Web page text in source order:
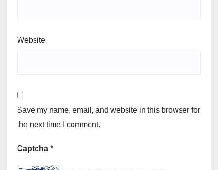
Website
Save my name, email, and website in this browser for
the next time I comment.
Captcha *